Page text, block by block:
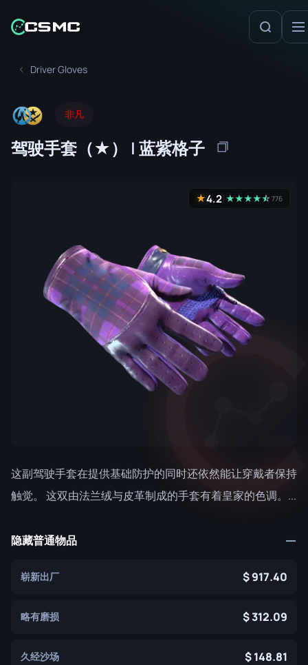
Driver Gloves
非凡
驾驶手套（★） | 蓝紫格子
★4.2 ★★★★★
☆776
这副驾驶手套在提供基础防护的同时还依然能让穿戴者保持
触觉。 这双由法兰绒与皮革制成的手套有着皇家的色调。...
隐藏普通物品
崭新出厂 917.40
略有磨损 312.09
久经沙场 148.81